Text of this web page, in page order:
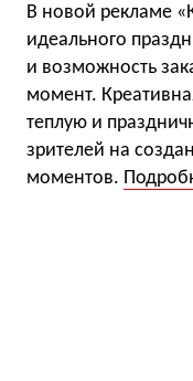
В новой рекламе
идеального
и возможность
момент.
теплую и
зрителей на
моментов.